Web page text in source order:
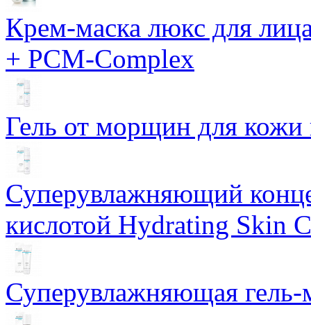
Крем-маска люкс для
+ PCM-Complex
Гель от морщин для кожи
Суперувлажняющий
кислотой Hydrating Skin
Суперувлажняющая